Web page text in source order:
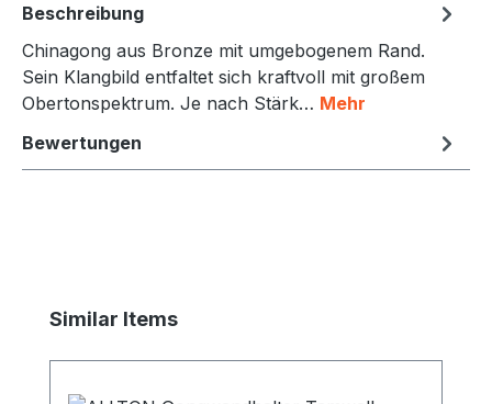
Beschreibung
Chinagong aus Bronze mit umgebogenem Rand.
Sein Klangbild entfaltet sich kraftvoll mit großem
Obertonspektrum. Je nach Stärk… Mehr
Bewertungen
Produktgalerie überspringen
Similar Items